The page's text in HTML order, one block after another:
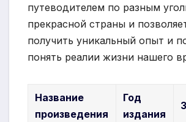
путеводителем по разным
прекрасной страны и
получить уникальный опыт и
понять реалии жизни нашего
Название
произведения
Год
издания